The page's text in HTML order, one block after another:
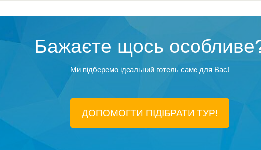
Бажаєте щось
Ми підберемо ідеальний готель саме для Вас!
ДОПОМОГТИ ПІДIБРАТИ ТУР!